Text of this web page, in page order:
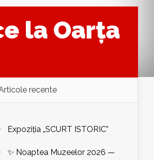
la Oarța
recente
Expoziția „SCURT ISTORIC”
✨ Noaptea Muzeelor 2026 —